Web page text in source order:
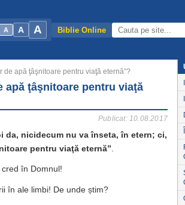
A A A Biblie Online
de apă ţâşnitoare pentru viaţă eternă”?
apă ţâşnitoare pentru viaţă
Publicat: 10.08.2017
da, nicidecum nu va înseta, în etern; ci,
pentru viaţă eternă”.
în Domnul!
în ale limbi! De unde știm?